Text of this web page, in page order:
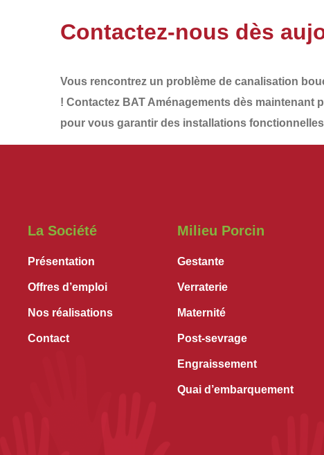
Contactez-nous dès
Vous rencontrez un problème de canalisation
! Contactez BAT Aménagements dès maintenant
pour vous garantir des installations
La Société
Présentation
Offres d’emploi
Nos réalisations
Contact
Milieu Porcin
Gestante
Verraterie
Maternité
Post-sevrage
Engraissement
Quai d’embarquement